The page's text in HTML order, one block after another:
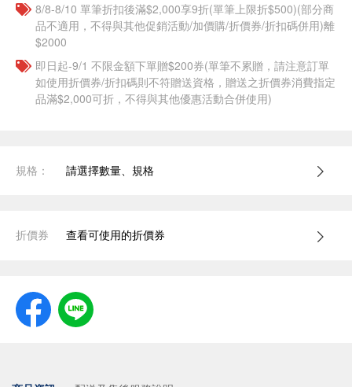
8/8-8/10 單筆折扣後滿$2,000享9折(單筆上限折$500)(部分商
品不適用，不得與其他促銷活動/加價購/折價券/折扣碼併用)離
$2000
即日起-9/1 不限金額下單贈$200券(單筆不累贈，請注意訂單
如使用折價券/折扣碼則不符贈送資格，贈送之折價券消費指定
品滿$2,000可折，不得與其他優惠活動合併使用)
規格： 請選擇數量、規格
折價券 查看可使用的折價券